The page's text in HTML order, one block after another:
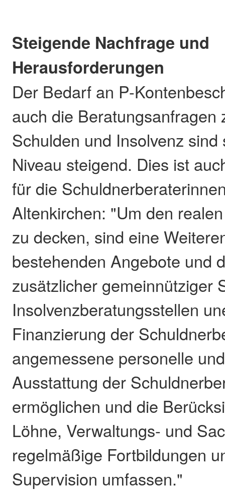
Steigende Nachfrage und
Herausforderungen
Der Bedarf an P-
auch die Beratungsanfragen
Schulden und Insolvenz
Niveau steigend. Dies ist
für die
Altenkirchen: "Um den
zu decken, sind eine
bestehenden Angebote und
zusätzlicher gemeinnütziger
Insolvenzberatungsstellen
Finanzierung der
angemessene personelle
Ausstattung der
ermöglichen und die
Löhne, Verwaltungs- und
regelmäßige Fortbildungen
Supervision umfassen."